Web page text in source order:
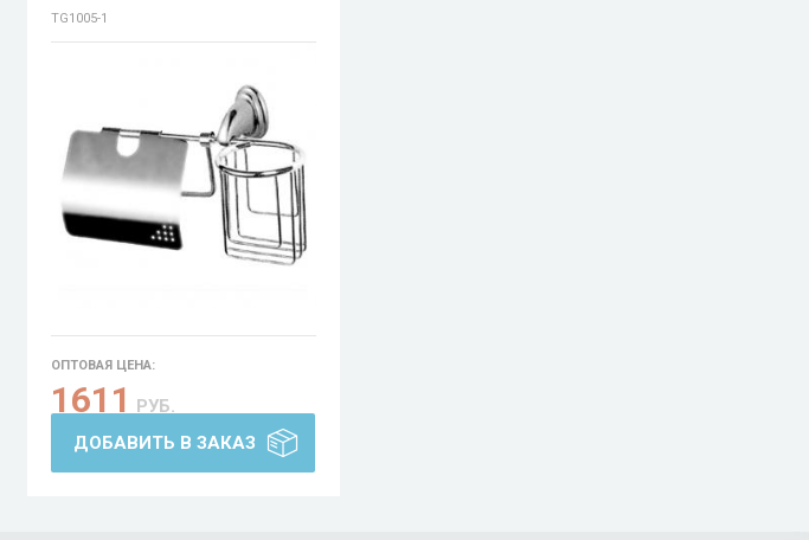
TG1005-1
ОПТОВАЯ ЦЕНА:
1611 РУБ.
ДОБАВИТЬ В ЗАКАЗ